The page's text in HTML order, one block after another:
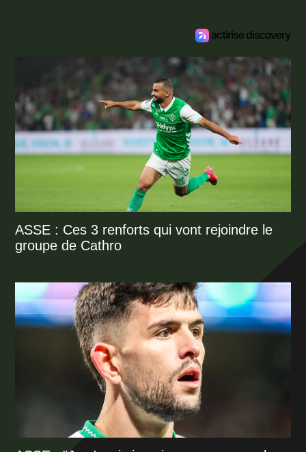
ASSE : Ces 3 renforts qui vont rejoindre le
groupe de Cathro